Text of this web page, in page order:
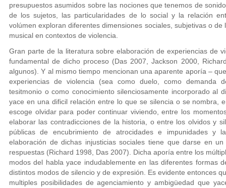
presupuestos asumidos sobre las nociones que tenemos de
de los sujetos, las particularidades de lo social y la relación
volúmen exploran diferentes dimensiones sociales, subjetivas o
musical en contextos de violencia.
Gran parte de la literatura sobre elaboración de experiencias de
fundamental de dicho proceso (Das 2007, Jackson 2000,
algunos). Y al mismo tiempo mencionan una aparente aporía –
experiencias de violencia (sea como duelo, como demanda
tesitmonio o como conocimiento silenciosamente incorporado al
yace en una dificil relación entre lo que se silencia o se nombra,
escoge olvidar para poder continuar viviendo, entre los
elaborar las contradicciones de la historia, o entre los olvidos y
públicas de encubrimiento de atrocidades e impunidades y
elaboración de dichas injusticias sociales tiene que darse en
respuestas (Richard 1998, Das 2007). Dicha aporía entre los
modos del habla yace indudablemente en las diferentes formas
distintos modos de silencio y de expresión. Es evidente entonces
multiples posibilidades de agenciamiento y ambigüedad que